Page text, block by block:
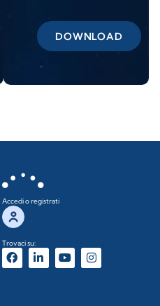
DOWNLOAD
Accedi o registrati
Trovaci su: